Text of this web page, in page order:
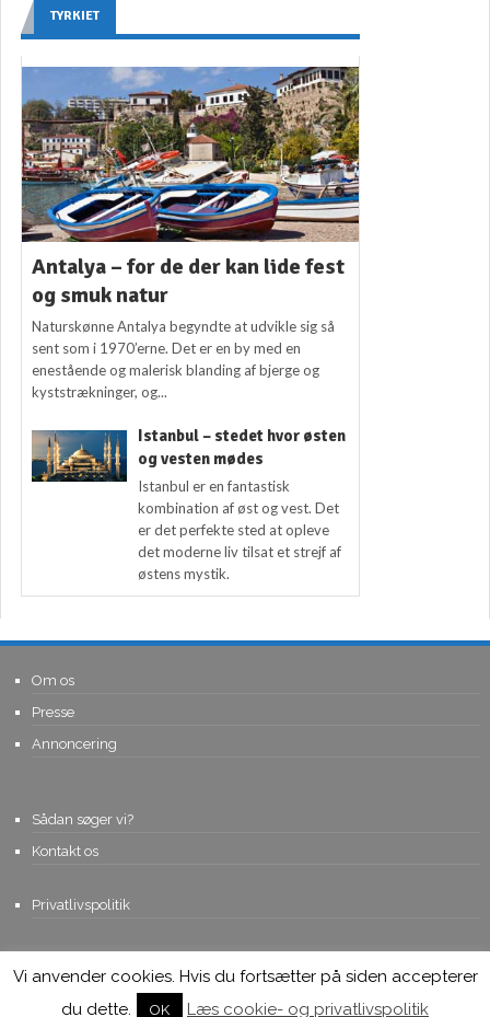
TYRKIET
Antalya – for de der kan lide fest
og smuk natur
Naturskønne Antalya begyndte at udvikle sig så
sent som i 1970’erne. Det er en by med en
enestående og malerisk blanding af bjerge og
kyststrækninger, og...
Istanbul – stedet hvor østen
og vesten mødes
Istanbul er en fantastisk
kombination af øst og vest. Det
er det perfekte sted at opleve
det moderne liv tilsat et strejf af
østens mystik.
Om os
Presse
Annoncering
Sådan søger vi?
Kontakt os
Privatlivspolitik
© Copyright 2015, Viviro.com ApS- Alle rettigheder forbeholdes. Vi
tager forbehold for fejlagtige priser.
Vi anvender cookies. Hvis du fortsætter på siden accepterer
du dette.
OK Læs cookie- og privatlivspolitik